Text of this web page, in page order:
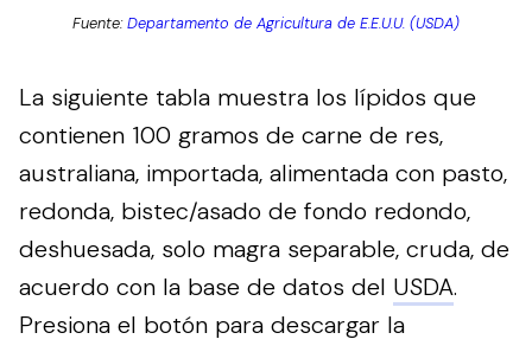
Fuente:Departamento de Agricultura de E.E.U.U. (USDA)
La siguiente tabla muestra los lípidos que
contienen 100 gramos de carne de res,
australiana, importada, alimentada con pasto,
redonda, bistec/asado de fondo redondo,
deshuesada, solo magra separable, cruda, de
acuerdo con la base de datos del USDA.
Presiona el botón para descargar la